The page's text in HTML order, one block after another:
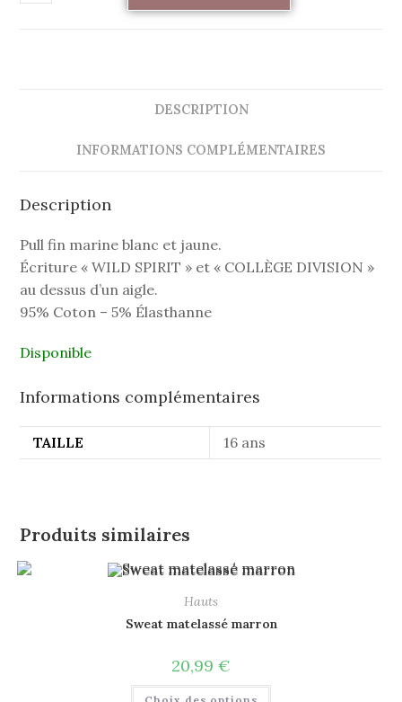
DESCRIPTION
INFORMATIONS COMPLÉMENTAIRES
Description
Pull fin marine blanc et jaune.
Écriture « WILD SPIRIT » et « COLLÈGE DIVISION »
au dessus d’un aigle.
95% Coton – 5% Élasthanne
Disponible
Informations complémentaires
TAILLE 16 ans
Produits similaires
Hauts
Sweat matelassé marron
20,99 €